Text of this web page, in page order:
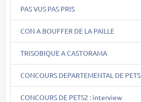
PAS VUS PAS PRIS
CON A BOUFFER DE LA PAILLE
TRISOBIQUE A CASTORAMA
CONCOURS DEPARTEMENTAL DE PETS
CONCOURS DE PETS2 : interview